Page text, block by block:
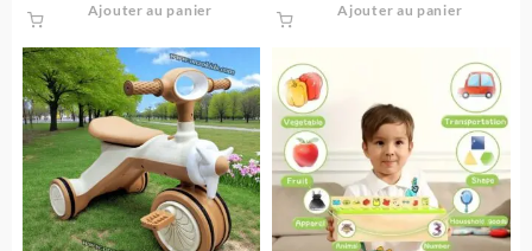
Ajouter au panier Ajouter au panier